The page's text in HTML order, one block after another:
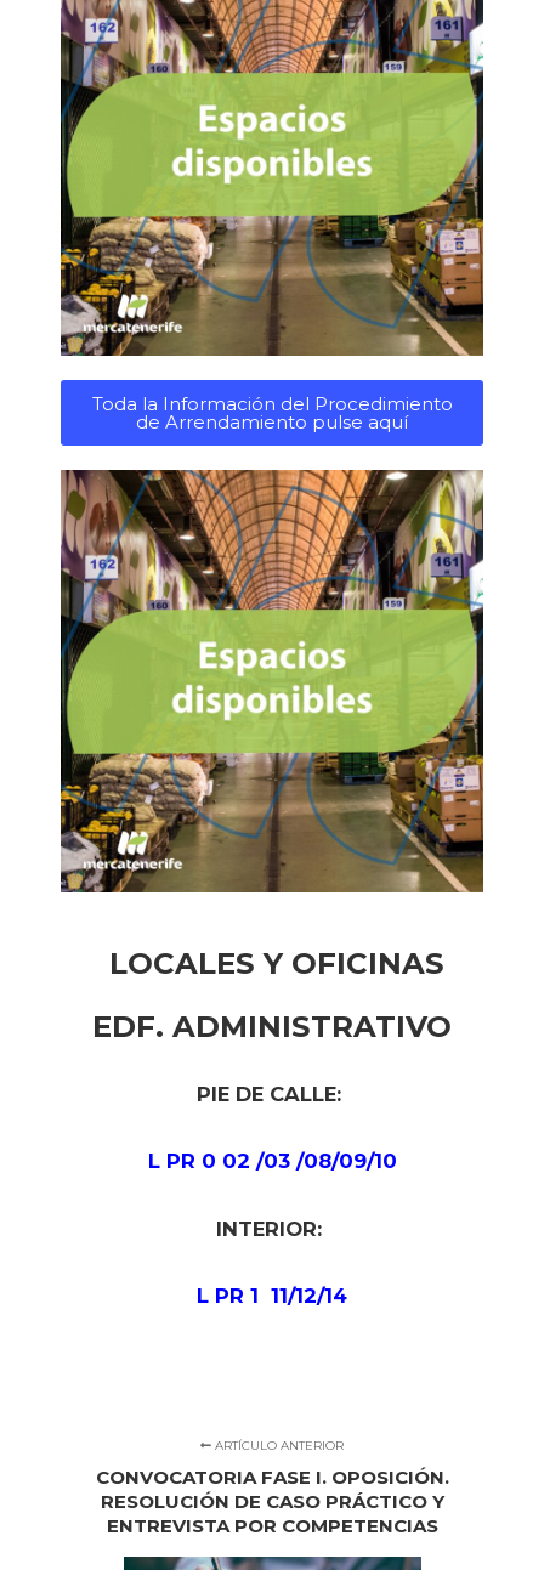
Toda la Información del Procedimiento
de Arrendamiento pulse aquí
LOCALES Y OFICINAS
EDF. ADMINISTRATIVO
PIE DE CALLE:
L PR 0 02 /03 /08/09/10
INTERIOR:
L PR 1 11/12/14
ARTÍCULO ANTERIOR
CONVOCATORIA FASE I. OPOSICIÓN.
RESOLUCIÓN DE CASO PRÁCTICO Y
ENTREVISTA POR COMPETENCIAS